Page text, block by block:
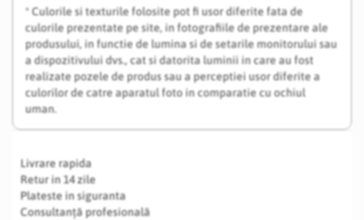
* Culorile si texturile folosite pot fi usor diferite fata de
culorile prezentate pe site, in fotografiile de prezentare ale
produsului, in functie de lumina si de setarile monitorului sau
a dispozitivului dvs., cat si datorita luminii in care au fost
realizate pozele de produs sau a perceptiei usor diferite a
culorilor de catre aparatul foto in comparatie cu ochiul
uman.
Livrare rapida
Retur in 14 zile
Plateste in siguranta
Consultanță profesională